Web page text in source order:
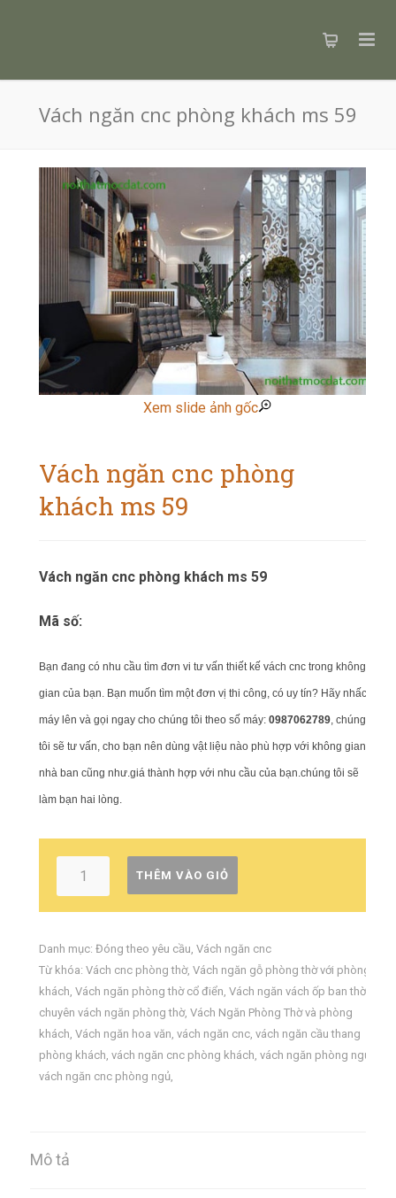
Vách ngăn cnc phòng khách ms 59
Xem slide ảnh gốc
Vách ngăn cnc phòng
khách ms 59
Vách ngăn cnc phòng khách ms 59
Mã số:
Bạn đang có nhu cầu tìm đơn vi tư vấn thiết kế vách cnc trong không
gian của bạn. Bạn muốn tìm một đơn vị thi công, có uy tín? Hãy nhấc
máy lên và gọi ngay cho chúng tôi theo số máy: 0987062789, chúng
tôi sẽ tư vấn, cho bạn nên dùng vật liệu nào phù hợp với không gian
nhà ban cũng như.giá thành hợp với nhu cầu của bạn.chúng tôi sẽ
làm bạn hai lòng.
THÊM VÀO GIỎ
Danh mục: Đóng theo yêu cầu, Vách ngăn cnc
Từ khóa: Vách cnc phòng thờ, Vách ngăn gỗ phòng thờ với phòng
khách, Vách ngăn phòng thờ cổ điển, Vách ngăn vách ốp ban thờ
chuyên vách ngăn phòng thờ, Vách Ngăn Phòng Thờ và phòng
khách, Vách ngăn hoa văn, vách ngăn cnc, vách ngăn cầu thang
phòng khách, vách ngăn cnc phòng khách, vách ngăn phòng ngủ
vách ngăn cnc phòng ngủ,
Mô tả